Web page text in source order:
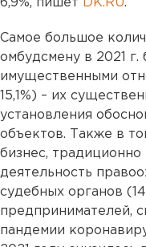
6,9%, пишет DK.RU.
Самое большое
омбудсмену в 2021 г.
имущественными
15,1%) – их
установления
объектов. Также в
бизнес,
деятельность
судебных органов
предпринимателей,
пандемии